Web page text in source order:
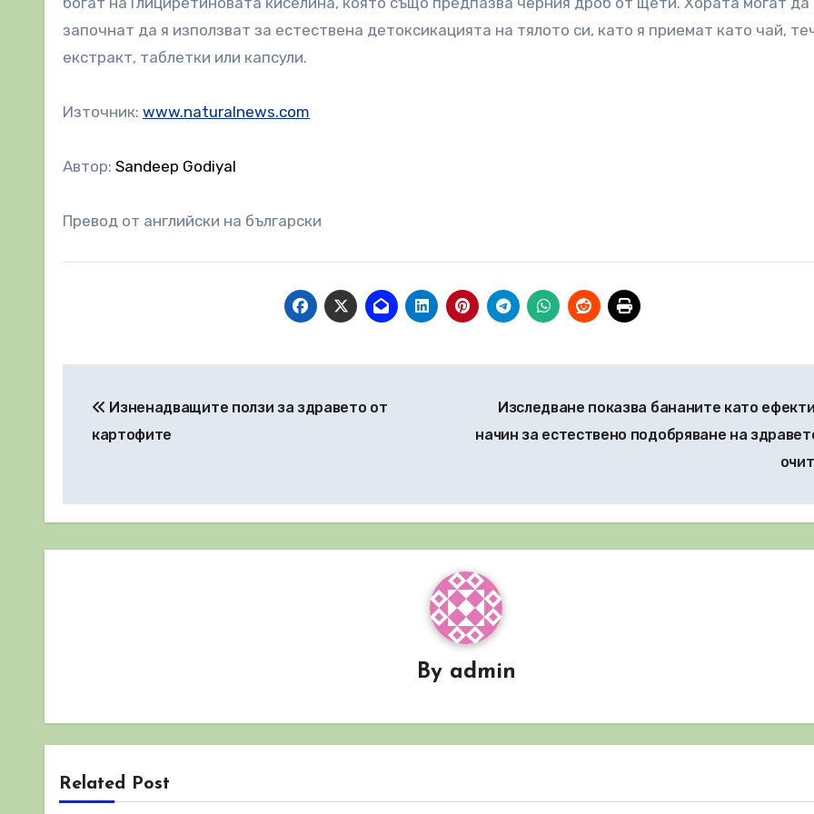
започнат да я използват за естествена детоксикацията на тялото си, като я приемат като чай,
екстракт, таблетки или капсули.
Източник: www.naturalnews.com
Автор: Sandeep Godiyal
Превод от английски на български
Изненадващите ползи за здравето от
картофите
Изследване показва бананите като
начин за естествено подобряване на
By admin
Related Post